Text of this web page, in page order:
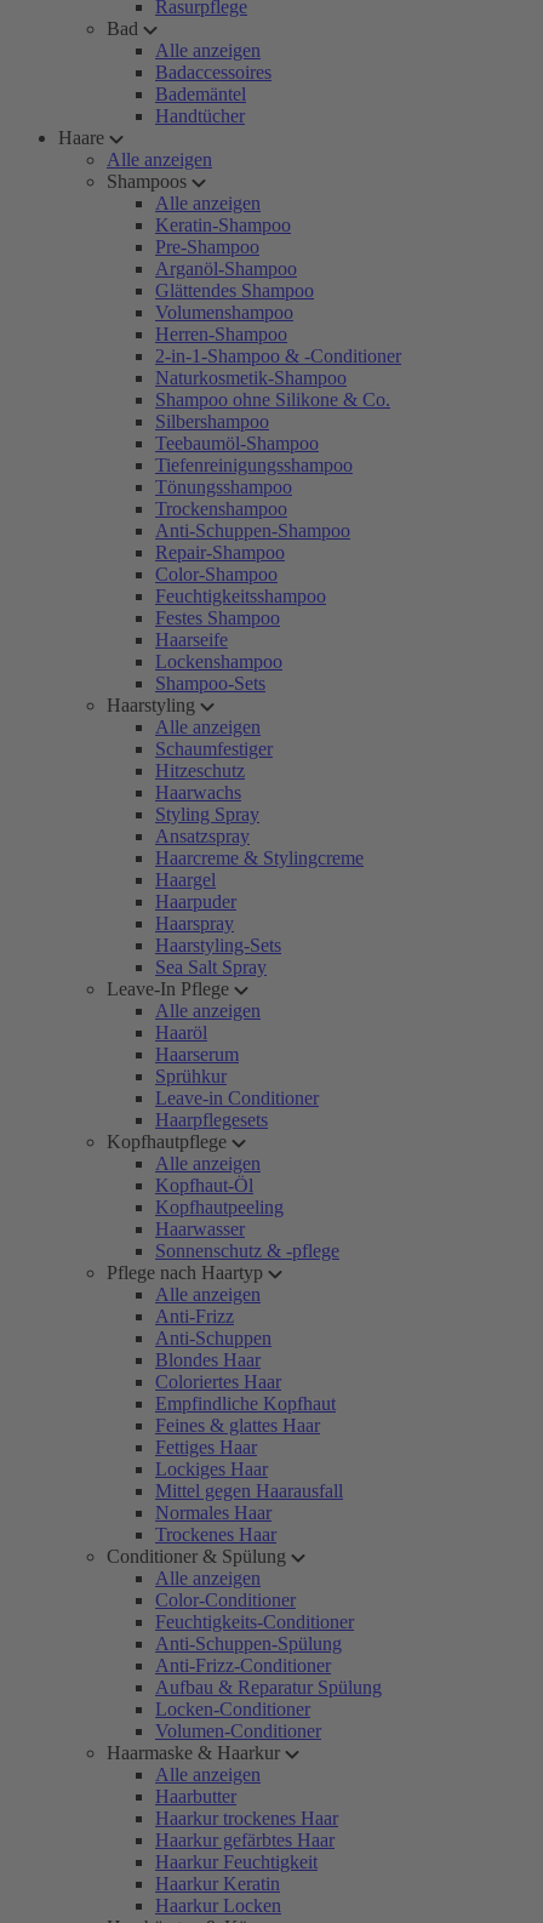
Rasurpflege
Bad
Alle anzeigen
Badaccessoires
Bademäntel
Handtücher
Haare
Alle anzeigen
Shampoos
Alle anzeigen
Keratin-Shampoo
Pre-Shampoo
Arganöl-Shampoo
Glättendes Shampoo
Volumenshampoo
Herren-Shampoo
2-in-1-Shampoo & -Conditioner
Naturkosmetik-Shampoo
Shampoo ohne Silikone & Co.
Silbershampoo
Teebaumöl-Shampoo
Tiefenreinigungsshampoo
Tönungsshampoo
Trockenshampoo
Anti-Schuppen-Shampoo
Repair-Shampoo
Color-Shampoo
Feuchtigkeitsshampoo
Festes Shampoo
Haarseife
Lockenshampoo
Shampoo-Sets
Haarstyling
Alle anzeigen
Schaumfestiger
Hitzeschutz
Haarwachs
Styling Spray
Ansatzspray
Haarcreme & Stylingcreme
Haargel
Haarpuder
Haarspray
Haarstyling-Sets
Sea Salt Spray
Leave-In Pflege
Alle anzeigen
Haaröl
Haarserum
Sprühkur
Leave-in Conditioner
Haarpflegesets
Kopfhautpflege
Alle anzeigen
Kopfhaut-Öl
Kopfhautpeeling
Haarwasser
Sonnenschutz & -pflege
Pflege nach Haartyp
Alle anzeigen
Anti-Frizz
Anti-Schuppen
Blondes Haar
Coloriertes Haar
Empfindliche Kopfhaut
Feines & glattes Haar
Fettiges Haar
Lockiges Haar
Mittel gegen Haarausfall
Normales Haar
Trockenes Haar
Conditioner & Spülung
Alle anzeigen
Color-Conditioner
Feuchtigkeits-Conditioner
Anti-Schuppen-Spülung
Anti-Frizz-Conditioner
Aufbau & Reparatur Spülung
Locken-Conditioner
Volumen-Conditioner
Haarmaske & Haarkur
Alle anzeigen
Haarbutter
Haarkur trockenes Haar
Haarkur gefärbtes Haar
Haarkur Feuchtigkeit
Haarkur Keratin
Haarkur Locken